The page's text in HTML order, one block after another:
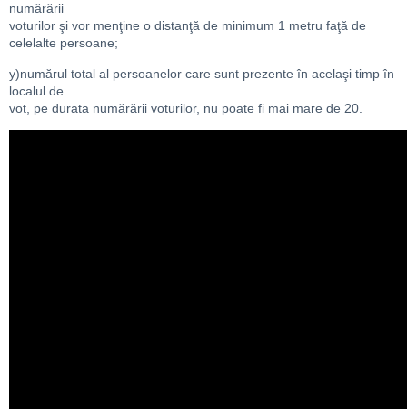
numărării
voturilor şi vor menţine o distanţă de minimum 1 metru faţă de
celelalte persoane;
y)numărul total al persoanelor care sunt prezente în acelaşi timp în
localul de
vot, pe durata numărării voturilor, nu poate fi mai mare de 20.